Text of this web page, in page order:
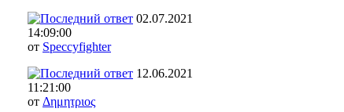
02.07.2021
14:09:00
от Speccyfighter
12.06.2021
11:21:00
от Δημητριος